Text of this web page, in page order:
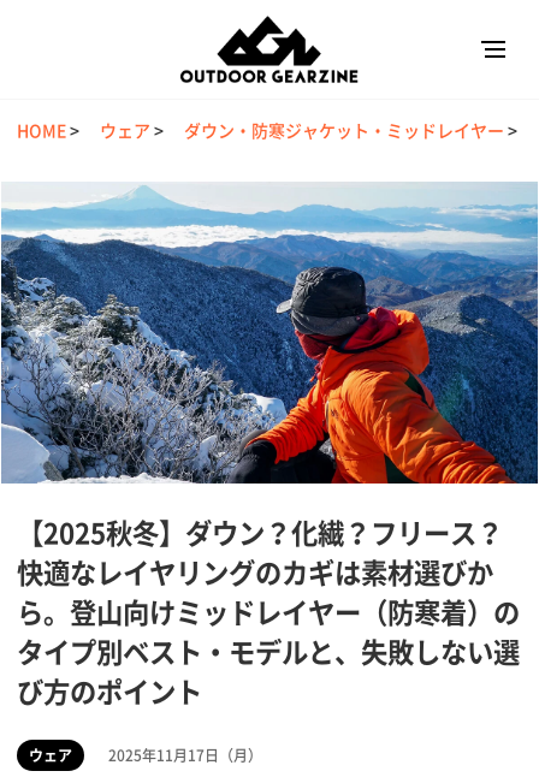
HOME> ウェア > ダウン・防寒ジャケット・ミッドレイヤー >
【2025秋冬】ダウン？化繊？フリース？
快適なレイヤリングのカギは素材選びか
ら。登山向けミッドレイヤー（防寒着）の
タイプ別ベスト・モデルと、失敗しない選
び方のポイント
ウェア 2025年11月17日（月）